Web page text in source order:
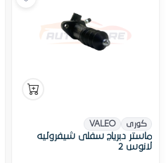
كورى VALEO
ماستر دبرياج سفلى شيفروليه
لانوس 2